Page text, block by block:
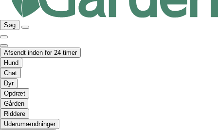
Søg
Afsendt inden for 24 timer
Hund
Chat
Dyr
Opdræt
Gården
Riddere
Uderumændninger